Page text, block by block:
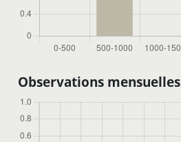
Observations mensuelles